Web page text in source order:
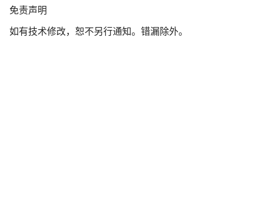
免
声
免责声明
如有技术修改，恕不另行通知。错漏除外。
我们的客户支持专家正在等待为您答疑解惑。